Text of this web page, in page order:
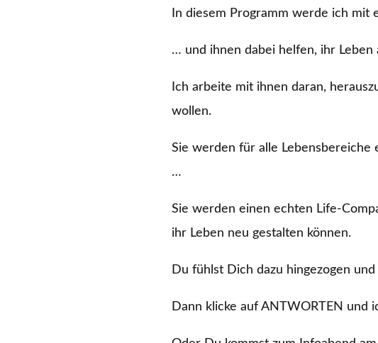
In diesem Programm werde ich
… und ihnen dabei helfen, ihr Leben
Ich arbeite mit ihnen daran,
wollen.
Sie werden für alle Lebensbereiche
…
Sie werden einen echten Life-
ihr Leben neu gestalten können.
Du fühlst Dich dazu hingezogen
Dann klicke auf ANTWORTEN und